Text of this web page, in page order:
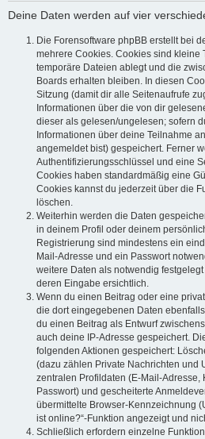
Deine Daten werden auf vier
Die Forensoftware phpBB erstellt bei
mehrere Cookies. Cookies sind kleine
temporäre Dateien ablegt und die
Boards erhalten bleiben. In diesen
Sitzung (damit dir alle Seitenaufrufe
Informationen über die von dir
dieser als gelesen/ungelesen; sofern
Informationen über deine Teilnahme
angemeldet bist) gespeichert. Ferner
Authentifizierungsschlüssel und eine
Cookies haben standardmäßig eine
Cookies kannst du jederzeit über die
löschen.
Weiterhin werden die Daten
in deinem Profil oder deinem
Registrierung sind mindestens ein
Mail-Adresse und ein Passwort
weitere Daten als notwendig
deren Eingabe ersichtlich.
Wenn du einen Beitrag oder eine
die dort eingegebenen Daten
du einen Beitrag als Entwurf
auch deine IP-Adresse gespeichert.
folgenden Aktionen gespeichert:
(dazu zählen Private Nachrichten und
zentralen Profildaten (E-Mail-Adresse,
Passwort) und gescheiterte
übermittelte Browser-Kennzeichnung
ist online?“-Funktion angezeigt und
Schließlich erfordern einzelne